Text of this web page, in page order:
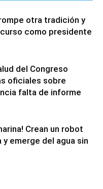
otra tradición y
como presidente
del Congreso
oficiales sobre
falta de informe
Crean un robot
y emerge del agua sin